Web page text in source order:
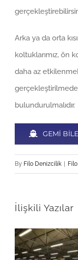
Arka ya da orta
koltuklarımız, ön
daha az
bulundurulmalıdır.
GEMI
By Filo Denizcilik
İlişkili Yazılar